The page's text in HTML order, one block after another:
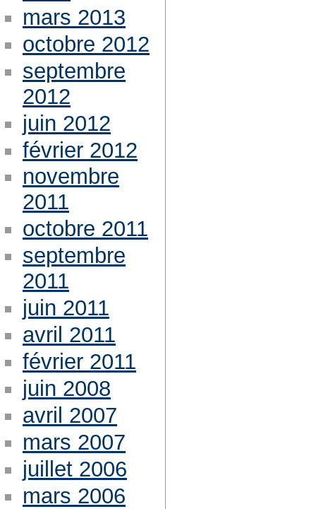
mars 2013
octobre 2012
septembre
2012
juin 2012
février 2012
novembre
2011
octobre 2011
septembre
2011
juin 2011
avril 2011
février 2011
juin 2008
avril 2007
mars 2007
juillet 2006
mars 2006